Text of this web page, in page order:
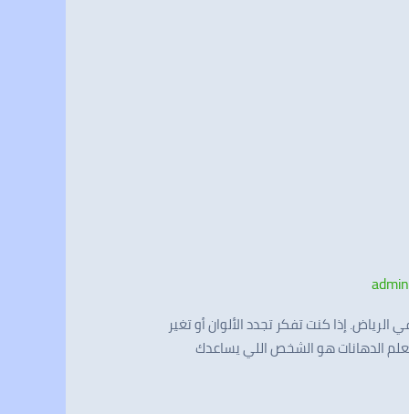
admin
إذا كنت تفكر تجدد الألوان أو تغير
معلم الدهانات هو الشخص اللي يساعدك